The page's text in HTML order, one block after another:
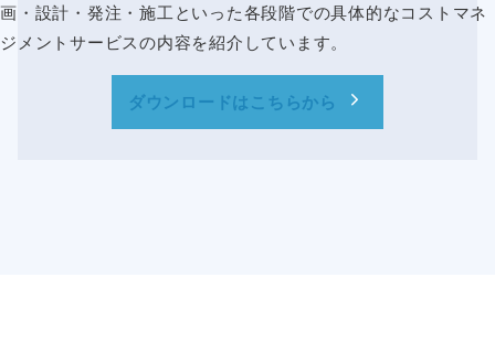
画・設計・発注・施工といった各段階での具体的なコストマネ
ジメントサービスの内容を紹介しています。
ダウンロードはこちらから